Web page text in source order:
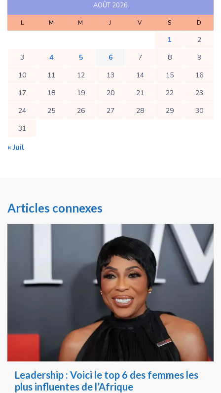
AOÛT 2026
L M M J V S D
1
2
3
4 5 6 7 8
9
10
11 12 13 14 15
16
17
18 19 20 21 22
23
24
25 26 27 28 29
30
31
« Juil
Articles connexes
Leadership : Voici le top 6 des femmes les
plus influentes de l’Afrique